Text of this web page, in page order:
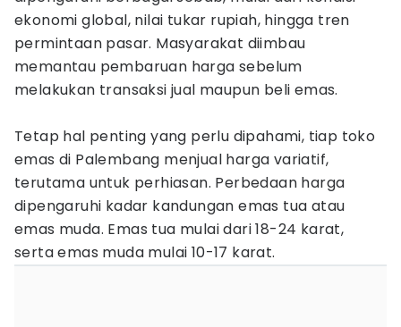
ekonomi global, nilai tukar rupiah, hingga tren
permintaan pasar. Masyarakat diimbau
memantau pembaruan harga sebelum
melakukan transaksi jual maupun beli emas.
Tetap hal penting yang perlu dipahami, tiap toko
emas di Palembang menjual harga variatif,
terutama untuk perhiasan. Perbedaan harga
dipengaruhi kadar kandungan emas tua atau
emas muda. Emas tua mulai dari 18-24 karat,
serta emas muda mulai 10-17 karat.